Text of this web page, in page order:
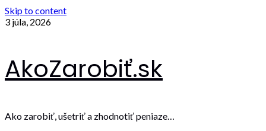
Skip to content
3 júla, 2026
AkoZarobiť.sk
Ako zarobiť, ušetriť a zhodnotiť peniaze…